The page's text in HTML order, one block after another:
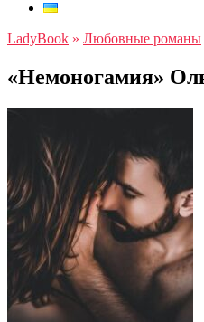
LadyBook » Любовные романы
«Немоногамия»